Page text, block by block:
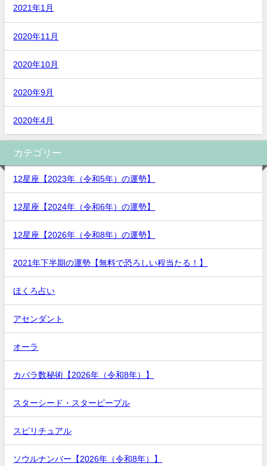
2021年1月
2020年11月
2020年10月
2020年9月
2020年4月
カテゴリー
12星座【2023年（令和5年）の運勢】
12星座【2024年（令和6年）の運勢】
12星座【2026年（令和8年）の運勢】
2021年下半期の運勢【無料で恐ろしい程当たる！】
ほくろ占い
アセンダント
オーラ
カバラ数秘術【2026年（令和8年）】
スターシード・スターピープル
スピリチュアル
ソウルナンバー【2026年（令和8年）】